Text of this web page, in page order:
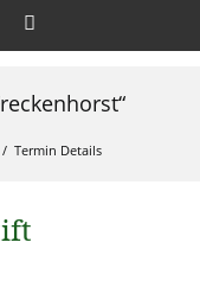
RSS-
Termin Details